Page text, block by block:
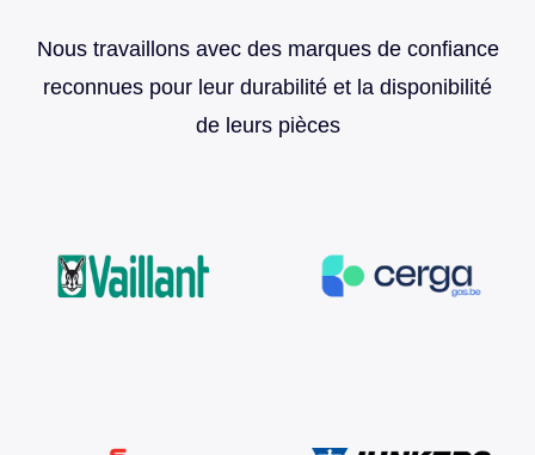
Nous travaillons avec des marques de confiance
reconnues pour leur durabilité et la disponibilité
de leurs pièces